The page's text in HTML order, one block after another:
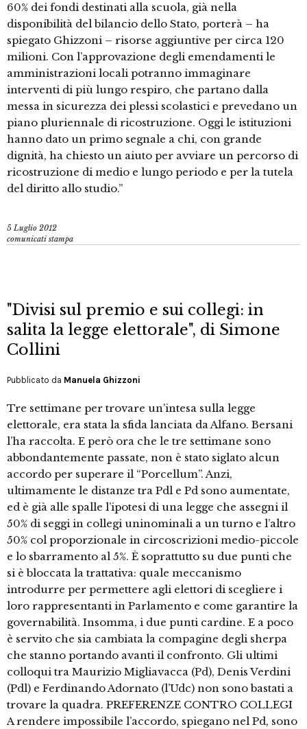
60% dei fondi destinati alla scuola, già nella
disponibilità del bilancio dello Stato, porterà – ha
spiegato Ghizzoni – risorse aggiuntive per circa 120
milioni. Con l’approvazione degli emendamenti le
amministrazioni locali potranno immaginare
interventi di più lungo respiro, che partano dalla
messa in sicurezza dei plessi scolastici e prevedano un
piano pluriennale di ricostruzione. Oggi le istituzioni
hanno dato un primo segnale a chi, con grande
dignità, ha chiesto un aiuto per avviare un percorso di
ricostruzione di medio e lungo periodo e per la tutela
del diritto allo studio.”
5 Luglio 2012
comunicati stampa
"Divisi sul premio e sui collegi: in
salita la legge elettorale", di Simone
Collini
Pubblicato da Manuela Ghizzoni
Tre settimane per trovare un’intesa sulla legge
elettorale, era stata la sfida lanciata da Alfano. Bersani
l’ha raccolta. E però ora che le tre settimane sono
abbondantemente passate, non è stato siglato alcun
accordo per superare il “Porcellum”. Anzi,
ultimamente le distanze tra Pdl e Pd sono aumentate,
ed è già alle spalle l’ipotesi di una legge che assegni il
50% di seggi in collegi uninominali a un turno e l’altro
50% col proporzionale in circoscrizioni medio-piccole
e lo sbarramento al 5%. È soprattutto su due punti che
si è bloccata la trattativa: quale meccanismo
introdurre per permettere agli elettori di scegliere i
loro rappresentanti in Parlamento e come garantire la
governabilità. Insomma, i due punti cardine. E a poco
è servito che sia cambiata la compagine degli sherpa
che stanno portando avanti il confronto. Gli ultimi
colloqui tra Maurizio Migliavacca (Pd), Denis Verdini
(Pdl) e Ferdinando Adornato (l’Udc) non sono bastati a
trovare la quadra. PREFERENZE CONTRO COLLEGI
A rendere impossibile l’accordo, spiegano nel Pd, sono